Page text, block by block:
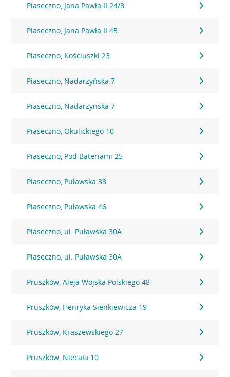
Piaseczno, Jana Pawła II 24/8
Piaseczno, Jana Pawła II 45
Piaseczno, Kościuszki 23
Piaseczno, Nadarzyńska 7
Piaseczno, Nadarzyńska 7
Piaseczno, Okulickiego 10
Piaseczno, Pod Bateriami 25
Piaseczno, Puławska 38
Piaseczno, Puławska 46
Piaseczno, ul. Puławska 30A
Piaseczno, ul. Puławska 30A
Pruszków, Aleja Wojska Polskiego 48
Pruszków, Henryka Sienkiewicza 19
Pruszków, Kraszewskiego 27
Pruszków, Niecała 10